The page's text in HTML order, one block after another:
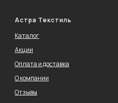
Астра Текстиль
Каталог
Акции
Оплата и доставка
О компании
Отзывы